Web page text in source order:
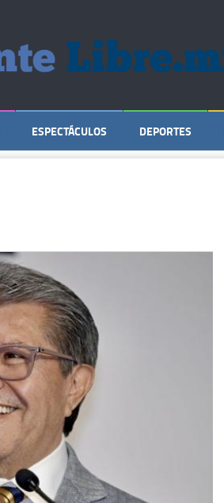
ESPECTÁCULOS DEPORTES